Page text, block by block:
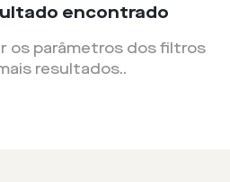
encontrado
os parâmetros dos filtros
resultados..